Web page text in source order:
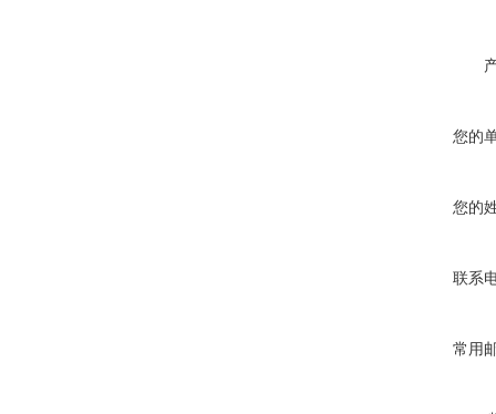
您的
您的
联系
常用